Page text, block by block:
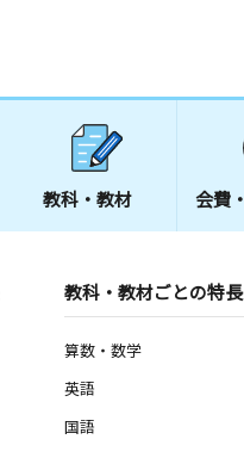
教科・教材 会費・
教科・教材ごとの特長
算数・数学
英語
国語